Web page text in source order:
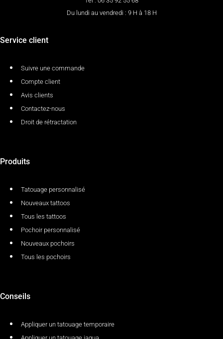
Du lundi au vendredi : 9 H à 18 H
Service client
Suivre une commande
Compte client
Avis clients
Contactez-nous
Droit de rétractation
Produits
Tatouage personnalisé
Nouveaux tattoos
Tous les tattoos
Pochoir personnalisé
Nouveaux pochoirs
Tous les pochoirs
Conseils
Appliquer un tatouage temporaire